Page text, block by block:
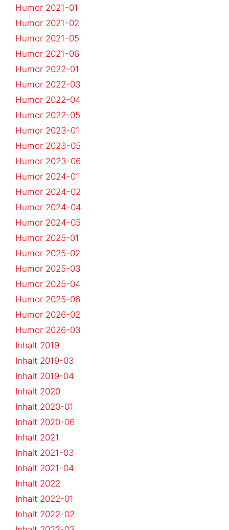
Humor 2021-01
Humor 2021-02
Humor 2021-05
Humor 2021-06
Humor 2022-01
Humor 2022-03
Humor 2022-04
Humor 2022-05
Humor 2023-01
Humor 2023-05
Humor 2023-06
Humor 2024-01
Humor 2024-02
Humor 2024-04
Humor 2024-05
Humor 2025-01
Humor 2025-02
Humor 2025-03
Humor 2025-04
Humor 2025-06
Humor 2026-02
Humor 2026-03
Inhalt 2019
Inhalt 2019-03
Inhalt 2019-04
Inhalt 2020
Inhalt 2020-01
Inhalt 2020-06
Inhalt 2021
Inhalt 2021-03
Inhalt 2021-04
Inhalt 2022
Inhalt 2022-01
Inhalt 2022-02